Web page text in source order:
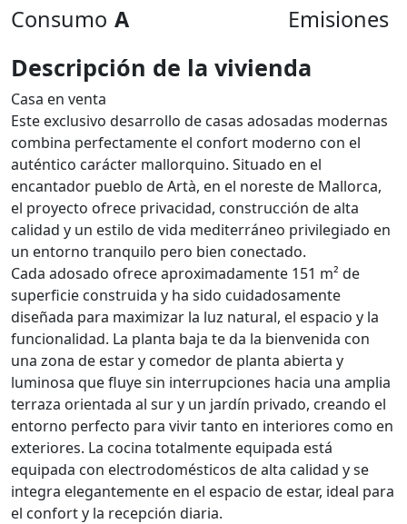
Consumo A Emisiones
Descripción de la vivienda
Casa en venta
Este exclusivo desarrollo de casas adosadas modernas
combina perfectamente el confort moderno con el
auténtico carácter mallorquino. Situado en el
encantador pueblo de Artà, en el noreste de Mallorca,
el proyecto ofrece privacidad, construcción de alta
calidad y un estilo de vida mediterráneo privilegiado en
un entorno tranquilo pero bien conectado.
Cada adosado ofrece aproximadamente 151 m² de
superficie construida y ha sido cuidadosamente
diseñada para maximizar la luz natural, el espacio y la
funcionalidad. La planta baja te da la bienvenida con
una zona de estar y comedor de planta abierta y
luminosa que fluye sin interrupciones hacia una amplia
terraza orientada al sur y un jardín privado, creando el
entorno perfecto para vivir tanto en interiores como en
exteriores. La cocina totalmente equipada está
equipada con electrodomésticos de alta calidad y se
integra elegantemente en el espacio de estar, ideal para
el confort y la recepción diaria.